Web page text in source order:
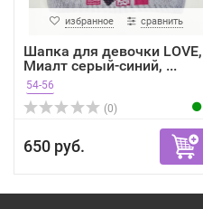
избранное сравнить
Шапка для девочки LOVE,
Миалт серый-синий, ...
54-56
(0)
650 руб.